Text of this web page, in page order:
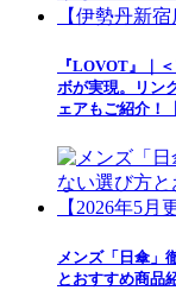
『LOVOT』｜
ボが実現。リン
ェアもご紹介！
メンズ「日傘」
とおすすめ商品